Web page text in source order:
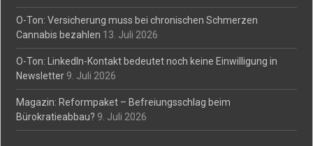
O-Ton: Versicherung muss bei chronischen Schmerzen
Cannabis bezahlen 13. Juli 2026
O-Ton: LinkedIn-Kontakt bedeutet noch keine Einwilligung in
Newsletter 9. Juli 2026
Magazin: Reformpaket – Befreiungsschlag beim
Bürokratieabbau? 9. Juli 2026